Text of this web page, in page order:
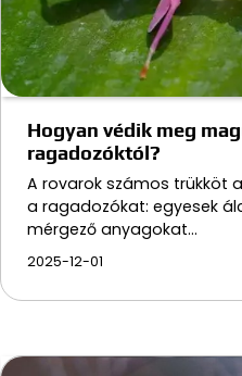
Hogyan védik meg
ragadozóktól?
A rovarok számos trükköt
a ragadozókat: egyesek
mérgező anyagokat…
2025-12-01